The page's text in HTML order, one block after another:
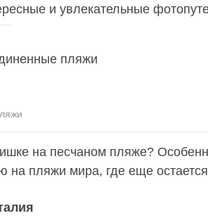
и увлекательные
пляжи
на песчаном пляже?
на пляжи мира, где еще